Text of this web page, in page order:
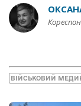
ВІЙСЬКОВИЙ